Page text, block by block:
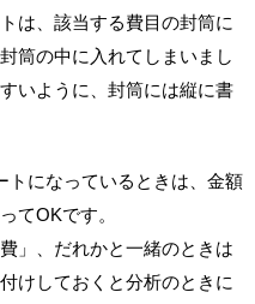
は、該当する費目の封筒に
筒の中に入れてしまいまし
いように、封筒には縦に書
トになっているときは、金額
てOKです。
」、だれかと一緒のときは
けしておくと分析のときに